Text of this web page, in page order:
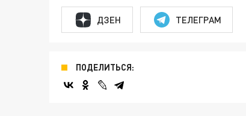
ДЗЕН ТЕЛЕГРАМ
ПОДЕЛИТЬСЯ: